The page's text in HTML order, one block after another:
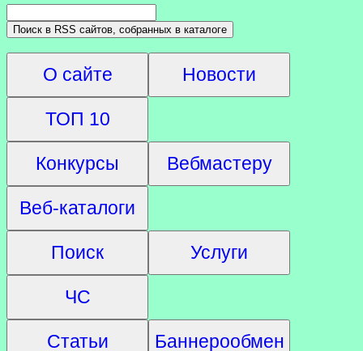
О сайте Новости
ТОП 10
Конкурсы Вебмастеру
Веб-каталоги
Поиск Услуги
ЧС
Статьи Баннерообмен